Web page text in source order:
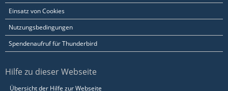
Einsatz von Cookies
Nutzungsbedingungen
Spendenaufruf für Thunderbird
Hilfe zu dieser Webseite
Übersicht der Hilfe zur Webseite